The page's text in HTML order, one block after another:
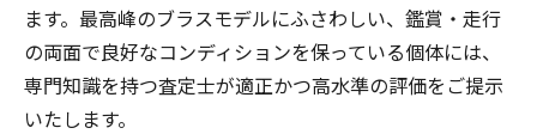
ます。最高峰のブラスモデルにふさわしい、鑑賞・走行
の両面で良好なコンディションを保っている個体には、
専門知識を持つ査定士が適正かつ高水準の評価をご提示
いたします。